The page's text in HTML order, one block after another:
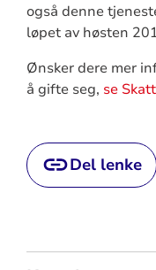
også denne
løpet av høsten
Ønsker dere mer
å gifte seg, se
Del lenke